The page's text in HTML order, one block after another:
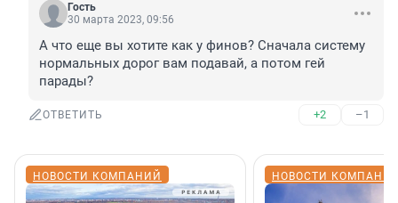
Гость
30 марта 2023, 09:56
А что еще вы хотите как у финов? Сначала систему
нормальных дорог вам подавай, а потом гей
парады?
ОТВЕТИТЬ +2 –1
НОВОСТИ КОМПАНИЙ НОВОСТИ